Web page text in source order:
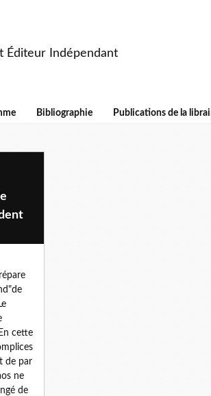
Éditeur Indépendant
Bibliographie Publications de la
cette
de par
ne
de